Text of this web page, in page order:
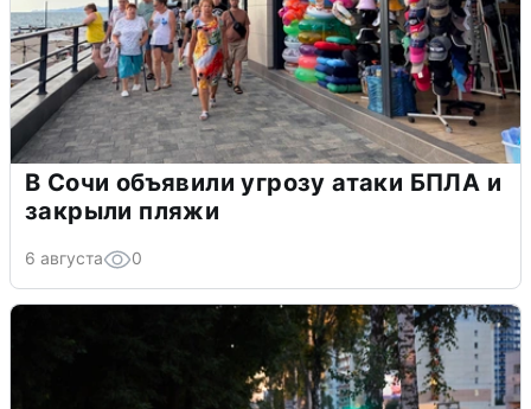
В Сочи объявили угрозу атаки БПЛА и
закрыли пляжи
6 августа 0